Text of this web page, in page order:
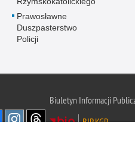
Prawosławne
Duszpasterstwo
Policji
Biuletyn Informacji
BIP KGP